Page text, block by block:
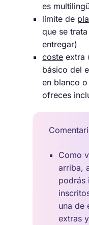
es
límite de
que se
entregar)
coste extra
básico del
en blanco
ofreces
Como
arriba,
podrás
una de
extras